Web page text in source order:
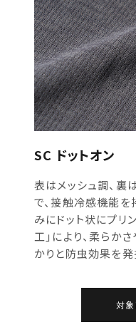
SC ドットオン
表はメッシュ調、裏
で、接触冷感機能
みにドット状にプリ
工」により、柔らか
かりと防虫効果を発
対